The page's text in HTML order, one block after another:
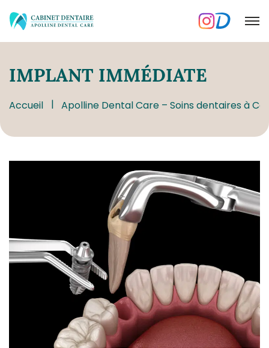
IMPLANT IMMÉDIATE
Accueil Apolline Dental Care – Soins dentaires à